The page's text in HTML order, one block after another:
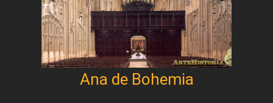
Ana de Bohemia